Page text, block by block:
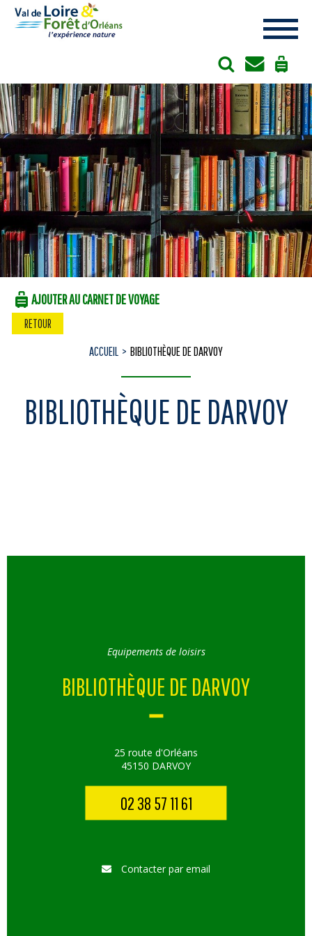
AJOUTER AU CARNET DE VOYAGE
RETOUR
ACCUEIL BIBLIOTHÈQUE DE DARVOY
BIBLIOTHÈQUE DE DARVOY
Equipements de loisirs
BIBLIOTHÈQUE DE DARVOY
25 route d'Orléans
45150 DARVOY
02 38 57 11 61
Contacter par email
Cookies management panel